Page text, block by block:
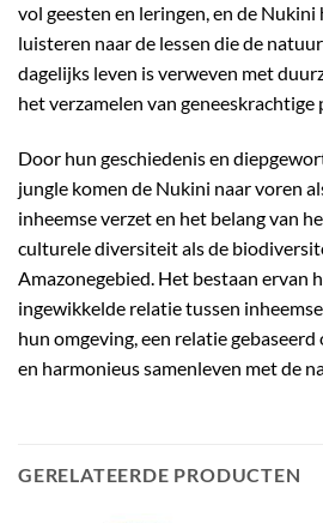
vol geesten en leringen, en de Nukini
luisteren naar de lessen die de
dagelijks leven is verweven met
het verzamelen van geneeskrachtige
Door hun geschiedenis en
jungle komen de Nukini naar voren
inheemse verzet en het belang van
culturele diversiteit als de
Amazonegebied. Het bestaan ​​ervan
ingewikkelde relatie tussen
hun omgeving, een relatie
en harmonieus samenleven met de
GERELATEERDE PRODUCTEN